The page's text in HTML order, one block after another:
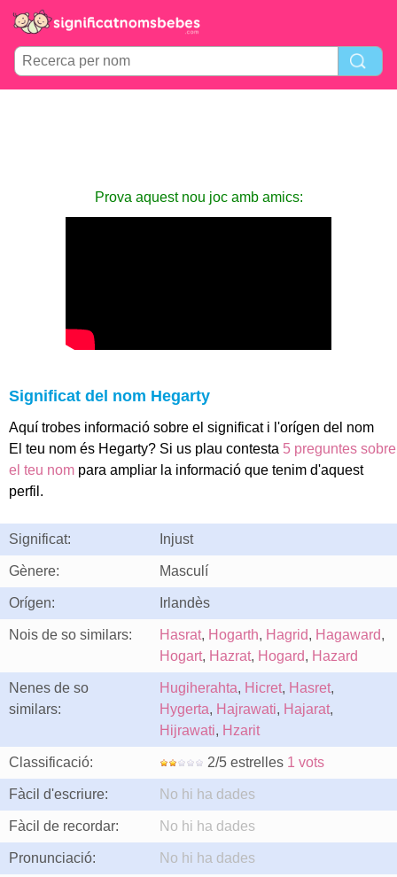
Prova aquest nou joc amb amics:
Significat del nom Hegarty
Aquí trobes informació sobre el significat i l'orígen del nom
El teu nom és Hegarty? Si us plau contesta 5 preguntes sobre
el teu nom para ampliar la informació que tenim d'aquest
perfil.
Significat: Injust
Gènere: Masculí
Orígen: Irlandès
Nois de so similars: Hasrat, Hogarth, Hagrid, Hagaward,
Hogart, Hazrat, Hogard, Hazard
Nenes de so
similars:
Hugiherahta, Hicret, Hasret,
Hygerta, Hajrawati, Hajarat,
Hijrawati, Hzarit
Classificació: 2/5 estrelles 1 vots
Fàcil d'escriure: No hi ha dades
Fàcil de recordar: No hi ha dades
Pronunciació: No hi ha dades